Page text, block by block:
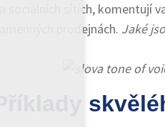
na sociálních sítích, komentují
kamenných prodejnách. Jaké
Příklady